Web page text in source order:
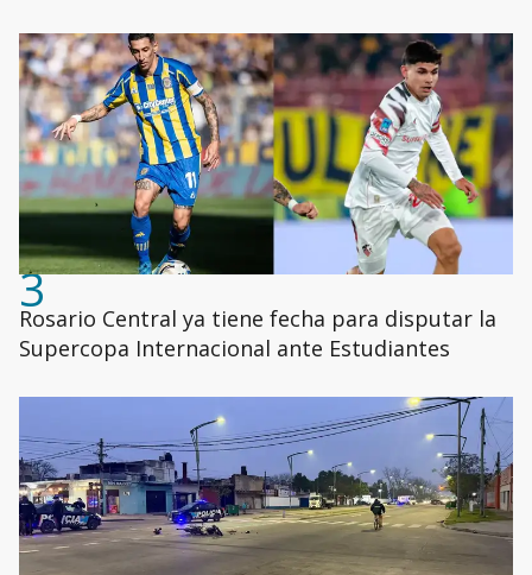
3
Rosario Central ya tiene fecha para disputar la
Supercopa Internacional ante Estudiantes